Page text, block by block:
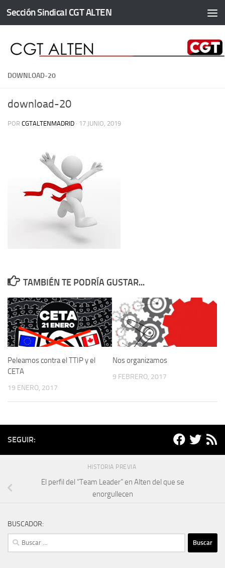
Saltar al contenido
Sección Sindical CGT ALTEN
DOWNLOAD-20
download-20
POR CGTALTENMADRID · 17 JUNIO, 2019
TAMBIÉN TE PODRÍA GUSTAR...
Peleamos contra el TTIP y el
CETA
19 ENERO, 2017
Nos organizamos
9 FEBRERO, 2017
SEGUIR:
HISTORIA PREVIA
El perfil del “Team Leader” en Alten del que se
enorgullecen
BUSCADOR:
Buscar: